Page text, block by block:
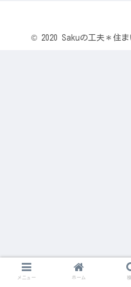
© 2020 Sakuの工夫＊住ま
メニュー ホーム